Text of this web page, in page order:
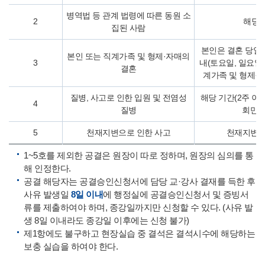
2
병역법 등 관계 법령에 따른 동원 소
집된 사람
해당
3
본인 또는 직계가족 및 형제·자매의
결혼
본인은 결혼 당일
내(토요일, 일요
계가족 및 형제·
4
질병, 사고로 인한 입원 및 전염성
질병
해당 기간(2주 이
회만
5 천재지변으로 인한 사고 천재지변
1~5호를 제외한 공결은 원장이 따로 정하며, 원장의 심의를 통
해 인정한다.
공결 해당자는 공결승인신청서에 담당 교·강사 결재를 득한 후
사유 발생일 8일 이내에 행정실에 공결승인신청서 및 증빙서
류를 제출하여야 하며, 종강일까지만 신청할 수 있다. (사유 발
생 8일 이내라도 종강일 이후에는 신청 불가)
제1항에도 불구하고 현장실습 중 결석은 결석시수에 해당하는
보충 실습을 하여야 한다.